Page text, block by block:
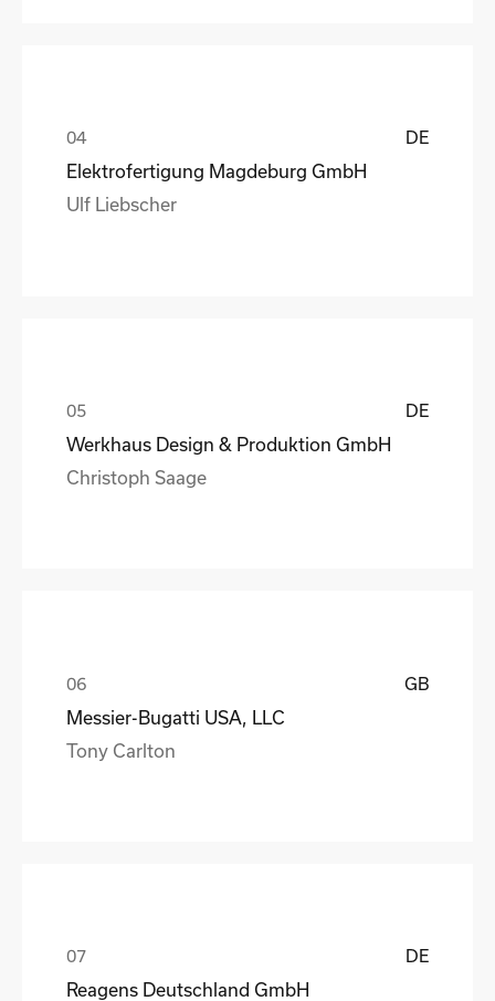
DE
Elektrofertigung Magdeburg GmbH
Ulf Liebscher
DE
Werkhaus Design & Produktion GmbH
Christoph Saage
GB
Messier-Bugatti USA, LLC
Tony Carlton
DE
Reagens Deutschland GmbH